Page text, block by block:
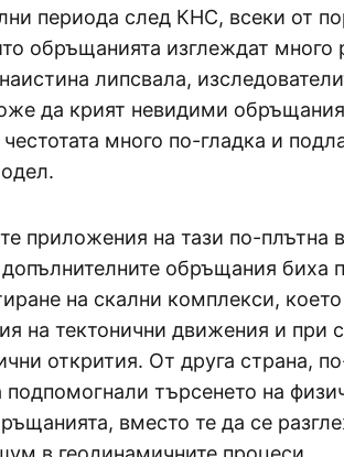
периода след КНС, всеки от
обръщанията изглеждат
липсвала,
да крият невидими
честотата много по-гладка и
приложения на тази по-плътна
допълнителните обръщания биха
на скални комплекси,
на тектонични движения и при
открития. От друга страна,
подпомогнали търсенето на
вместо те да се